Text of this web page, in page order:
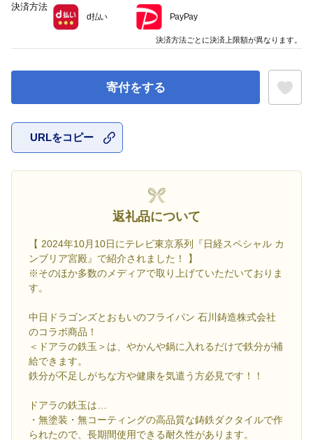
寄付をする
URLをコピー
返礼品について
【 2024年10月10日にテレビ東京系列『日経スペシャル カ
ンブリア宮殿』で紹介されました！ 】
※そのほか多数のメディアで取り上げていただいておりま
す。
中日ドラゴンズとおもいのフライパン 石川鋳造株式会社
のコラボ商品！
＜ドアラの鉄玉＞は、やかんや鍋に入れるだけで鉄分が補
給できます。
鉄分が不足しがちな方や健康を気遣う方必見です！！
ドアラの鉄玉は…
・無塗装・無コーティングの高品質な鋳鉄ダクタイルで作
られたので、長期間使用できる耐久性があります。
決済方法
d払い PayPay
決済方法ごとに決済上限額が異なります。